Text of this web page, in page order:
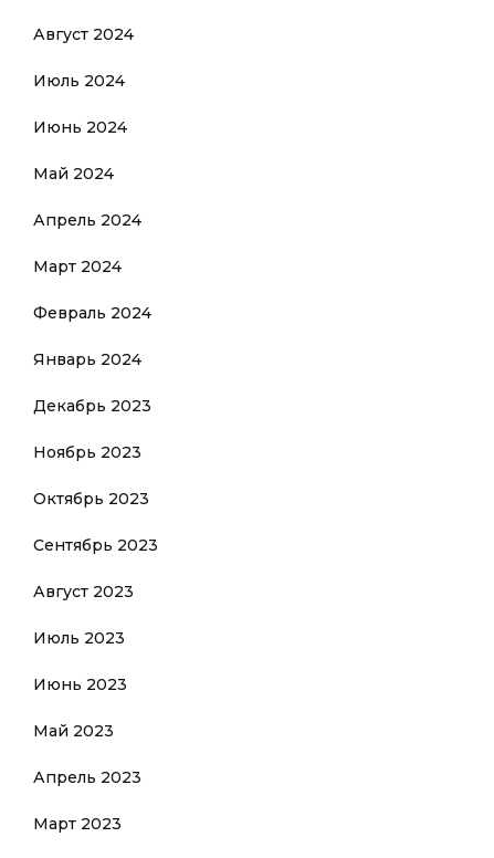
Август 2024
Июль 2024
Июнь 2024
Май 2024
Апрель 2024
Март 2024
Февраль 2024
Январь 2024
Декабрь 2023
Ноябрь 2023
Октябрь 2023
Сентябрь 2023
Август 2023
Июль 2023
Июнь 2023
Май 2023
Апрель 2023
Март 2023